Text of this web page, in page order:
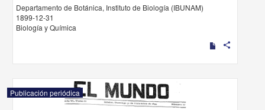
Departamento de Botánica, Instituto de Biología (IBUNAM)
1899-12-31
Biología y Química
share
Publicación periódica